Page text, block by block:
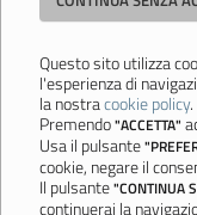
Questo sito utilizza
l'esperienza di
la nostracookie policy.
Premendo"ACCETTA"
Usa il pulsante
cookie, negare il
Il pulsante"CONTINUA
continuerai la
351005 - Email:
Codice meccanografico:
Ultimo aggiornamento: